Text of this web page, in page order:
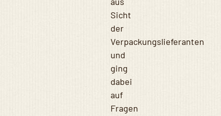
Sicht
der
Verpackungslieferanten
und
ging
dabei
auf
Fragen